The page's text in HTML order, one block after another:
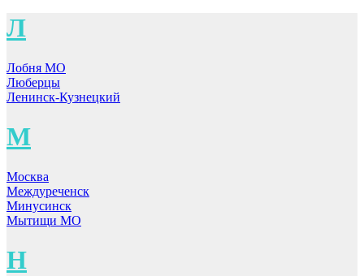
Л
Лобня МО
Люберцы
Ленинск-Кузнецкий
М
Москва
Междуреченск
Минусинск
Мытищи МО
Н